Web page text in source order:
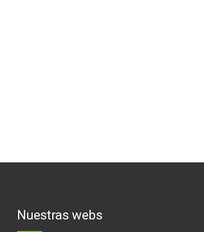
Nuestras webs